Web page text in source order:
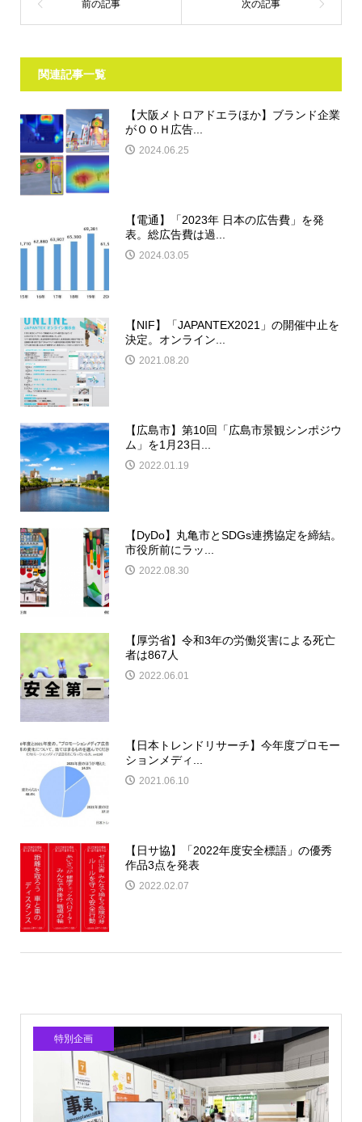
関連記事一覧
【大阪メトロアドエラほか】ブランド企業
がＯＯＨ広告...
2024.06.25
【電通】「2023年 日本の広告費」を発
表。総広告費は過...
2024.03.05
【NIF】「JAPANTEX2021」の開催中止を
決定。オンライン...
2021.08.20
【広島市】第10回「広島市景観シンポジウ
ム」を1月23日...
2022.01.19
【DyDo】丸亀市とSDGs連携協定を締結。
市役所前にラッ...
2022.08.30
【厚労省】令和3年の労働災害による死亡
者は867人
2022.06.01
【日本トレンドリサーチ】今年度プロモー
ションメディ...
2021.06.10
【日サ協】「2022年度安全標語」の優秀
作品3点を発表
2022.02.07
特別企画